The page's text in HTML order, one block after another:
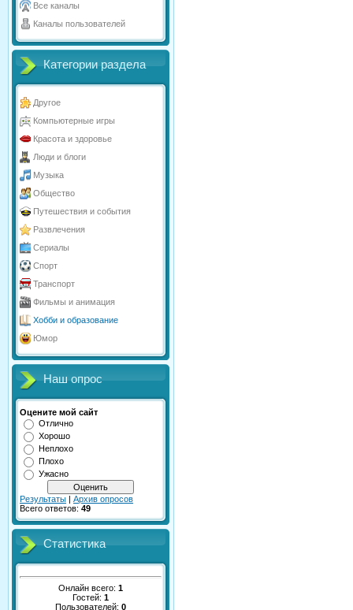
Все каналы
Каналы пользователей
Категории раздела
Другое
Компьютерные игры
Красота и здоровье
Люди и блоги
Музыка
Общество
Путешествия и события
Развлечения
Сериалы
Спорт
Транспорт
Фильмы и анимация
Хобби и образование
Юмор
Наш опрос
Оцените мой сайт
Отлично
Хорошо
Неплохо
Плохо
Ужасно
Результаты | Архив опросов
Всего ответов: 49
Статистика
Онлайн всего: 1
Гостей: 1
Пользователей: 0